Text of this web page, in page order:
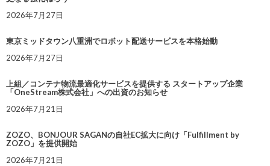
2026年7月27日
東京ミッドタウン八重洲でロボット配送サービスを本格始動
2026年7月27日
上組／コンテナ物流最適化サービスを提供する スタートアップ企業
「OneStream株式会社」への出資のお知らせ
2026年7月21日
ZOZO、BONJOUR SAGANの自社EC拡大に向け「Fulfillment by
ZOZO」を提供開始
2026年7月21日